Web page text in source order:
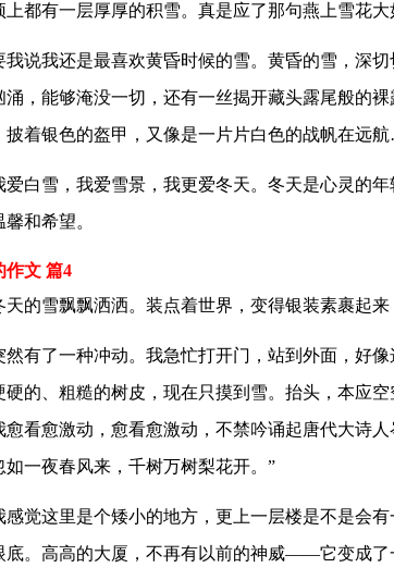
上都有一层厚厚的积雪。真是应了那句燕上雪花大
我说我还是最喜欢黄昏时候的雪。黄昏的雪，深
涌，能够淹没一切，还有一丝揭开藏头露尾般的
披着银色的盔甲，又像是一片片白色的战帆在远
爱白雪，我爱雪景，我更爱冬天。冬天是心灵的
和希望。
作文 篇4
天的雪飘飘洒洒。装点着世界，变得银装素裹起来
然有了一种冲动。我急忙打开门，站到外面，好
硬的、粗糙的树皮，现在只摸到雪。抬头，本应
愈看愈激动，愈看愈激动，不禁吟诵起唐代大诗
如一夜春风来，千树万树梨花开。”
感觉这里是个矮小的地方，更上一层楼是不是会
底。高高的大厦，不再有以前的神威——它变成